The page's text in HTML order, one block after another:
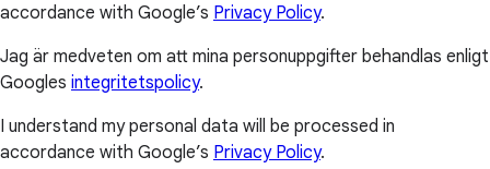
accordance with Google’s Privacy Policy.
Jag är medveten om att mina personuppgifter behandlas enligt
Googles integritetspolicy.
I understand my personal data will be processed in
accordance with Google’s Privacy Policy.